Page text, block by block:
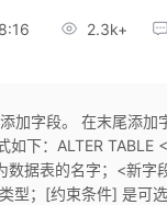
2.3k+
加字段。 在末尾添
下：ALTER
据表的名字；<新字
型；[约束条件] 是可